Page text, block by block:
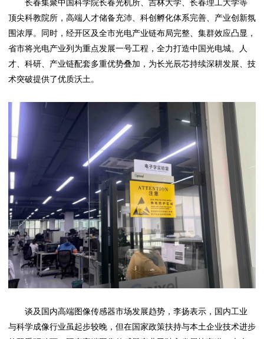
长春集聚中国科学院长春光机所、吉林大学、长春理工大学等
顶尖科教院所，高端人才储备充沛、科创孵化体系完善、产业创新氛
围浓厚。同时，经开区及全市光电产业链布局完整、集群效应凸显，
省市将光电产业列为重点发展一号工程，全力打造中国光电城。人
才、科研、产业链配套多重优势叠加，为长光辰芯持续深耕发展、技
术突破提供了优质沃土。
谈及国内高端图像传感器市场发展趋势，李扬表示，国内工业
与科学成像行业虽起步较晚，但在国家政策扶持与本土企业技术进步